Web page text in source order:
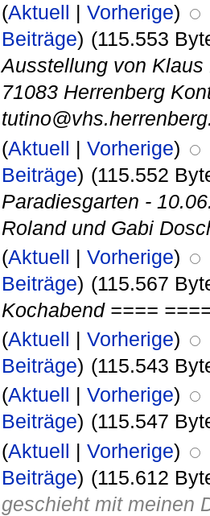
(Aktuell | Vorherige)
Beiträge) (115.553
Ausstellung von
71083 Herrenberg
(Aktuell | Vorherige)
Beiträge) (115.552
Paradiesgarten -
Roland und Gabi
(Aktuell | Vorherige)
Beiträge) (115.567
Kochabend ====
(Aktuell | Vorherige)
Beiträge) (115.543
(Aktuell | Vorherige)
Beiträge) (115.547
(Aktuell | Vorherige)
Beiträge) (115.612
geschieht mit meinen